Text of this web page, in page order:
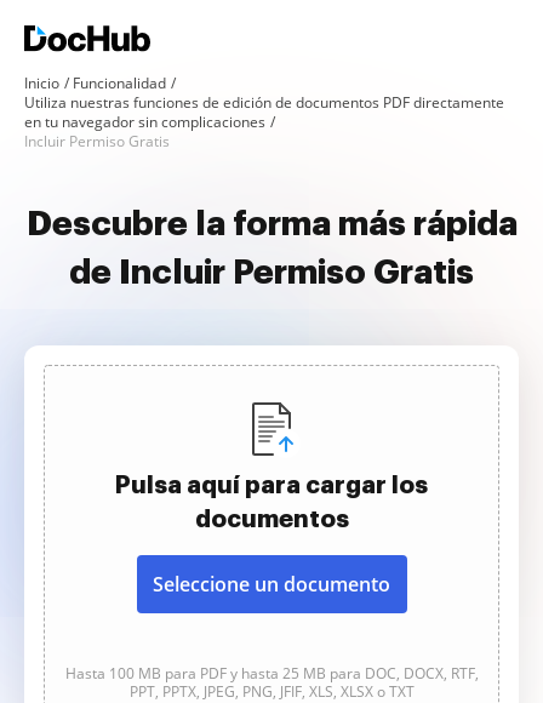
Inicio
Funcionalidad
Utiliza nuestras funciones de edición de documentos PDF directamente
en tu navegador sin complicaciones
Incluir Permiso Gratis
Descubre la forma más rápida
de Incluir Permiso Gratis
Pulsa aquí para cargar los
documentos
Seleccione un documento
Hasta 100 MB para PDF y hasta 25 MB para DOC, DOCX, RTF,
PPT, PPTX, JPEG, PNG, JFIF, XLS, XLSX o TXT